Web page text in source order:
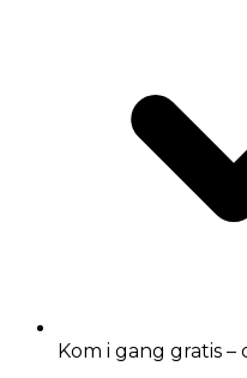
Kom i gang gratis